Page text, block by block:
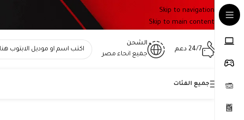
Skip to navigation
Skip to main content
24/7 دعم
الشحن
جميع انحاء مصر
جميع الفئات